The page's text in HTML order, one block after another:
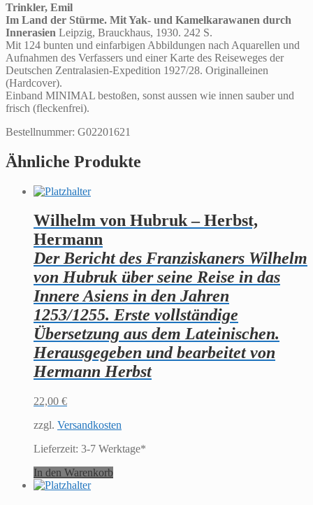
Kamelkarawanen
durch
Innerasien
Menge
Trinkler, Emil
Im Land der Stürme. Mit Yak- und Kamelkarawanen durch
Innerasien Leipzig, Brauckhaus, 1930. 242 S.
Mit 124 bunten und einfarbigen Abbildungen nach Aquarellen und
Aufnahmen des Verfassers und einer Karte des Reiseweges der
Deutschen Zentralasien-Expedition 1927/28. Originalleinen
(Hardcover).
Einband MINIMAL bestoßen, sonst aussen wie innen sauber und
frisch (fleckenfrei).
Bestellnummer: G02201621
Ähnliche Produkte
Wilhelm von Hubruk – Herbst,
Hermann
Der Bericht des Franziskaners Wilhelm
von Hubruk über seine Reise in das
Innere Asiens in den Jahren
1253/1255. Erste vollständige
Übersetzung aus dem Lateinischen.
Herausgegeben und bearbeitet von
Hermann Herbst
22,00 €
zzgl. Versandkosten
Lieferzeit: 3-7 Werktage*
In den Warenkorb